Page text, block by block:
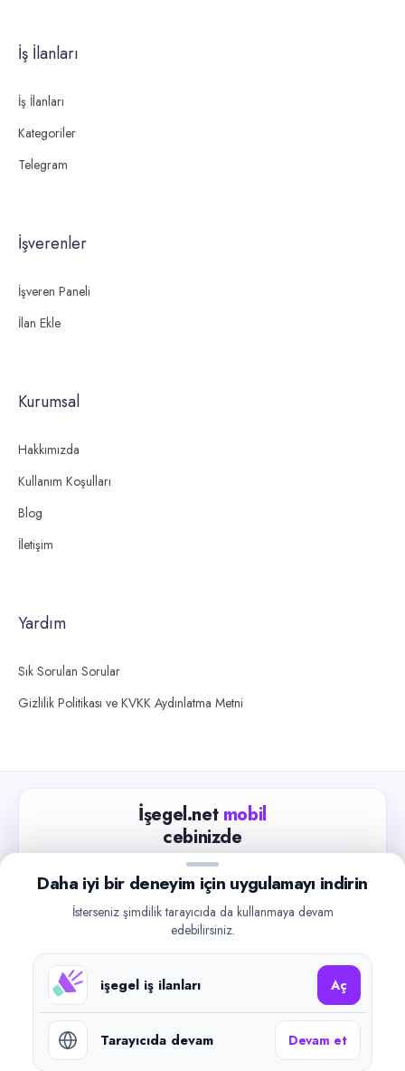
İş İlanları
İş İlanları
Kategoriler
Telegram
İşverenler
İşveren Paneli
İlan Ekle
Kurumsal
Hakkımızda
Kullanım Koşulları
Blog
İletişim
Yardım
Sık Sorulan Sorular
Gizlilik Politikası ve KVKK Aydınlatma Metni
İşegel.net mobil
cebinizde
Güncel iş ilanlarını takip edin, işverenlerle hızlıca
iletişime geçin.
Google Play
©2026işegel.net. Tüm hakları saklıdır.
Daha iyi bir deneyim için uygulamayı indirin
İsterseniz şimdilik tarayıcıda da kullanmaya devam
edebilirsiniz.
işegel iş ilanları Aç
Tarayıcıda devam Devam et